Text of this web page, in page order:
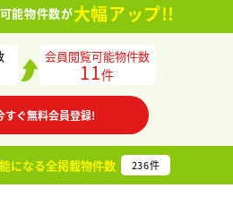
能物件数が大幅アップ!!
会員閲覧可能物件数
11件
すぐ無料会員登録!
になる全掲載物件数 236件